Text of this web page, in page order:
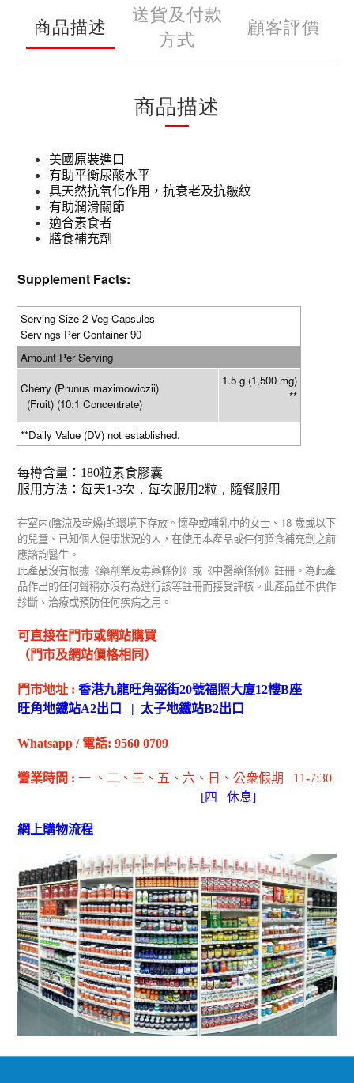
商品描述
送貨及付款
方式
顧客評價
商品描述
美國原裝進口
有助平衡尿酸水平
具天然抗氧化作用，抗衰老及抗皺紋
有助潤滑關節
適合素食者
膳食補充劑
Supplement Facts:
Serving Size 2 Veg Capsules
Servings Per Container 90
Amount Per Serving
Cherry (Prunus maximowiczii)
(Fruit) (10:1 Concentrate)
1.5 g (1,500 mg)
**
**Daily Value (DV) not established.
每樽含量： 180粒素食膠囊
服用方法：每天1-3次 ， 每次服用 2粒 ， 隨餐服用
在室内(陰涼及乾燥)的環境下存放。懷孕或哺乳中的女士、 18 歲或以下
的兒童、已知個人健康狀況的人，在使用本產品或任何膳食補充劑之前
應諮詢醫生。
此產品沒有根據《藥劑業及毒藥條例》或《中醫藥條例》註冊。為此產
品作出的任何聲稱亦沒有為進行該等註冊而接受評核。此產品並不供作
診斷、治療或預防任何疾病之用。
可直接在門市或網站購買
（門市及網站價格相同）
門市地址 : 香港九龍旺角弼街20號福照大廈12樓B座
旺角地鐵站A2出 口 | 太子地鐵站B2出 口
Whatsapp / 電話: 9560 0709
營業時間 : 一 、二、三、五 、六 、日 、公衆假期
11-7:30
[四 休息]
網上購物流程